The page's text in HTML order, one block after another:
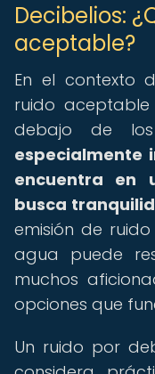
Decibelios:
aceptable?
En el contexto
ruido
debajo de
especialmente
encuentra en
busca
emisión de
agua puede
muchos
opciones que
Un ruido por